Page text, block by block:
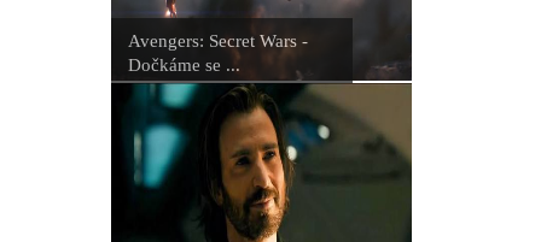
Avengers: Secret Wars -
Dočkáme se ...